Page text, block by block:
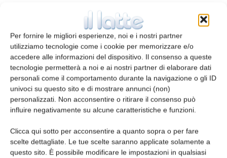
Per fornire le migliori esperienze, noi e i nostri partner
utilizziamo tecnologie come i cookie per memorizzare e/o
accedere alle informazioni del dispositivo. Il consenso a queste
tecnologie permetterà a noi e ai nostri partner di elaborare dati
personali come il comportamento durante la navigazione o gli ID
univoci su questo sito e di mostrare annunci (non)
personalizzati. Non acconsentire o ritirare il consenso può
influire negativamente su alcune caratteristiche e funzioni.
Clicca qui sotto per acconsentire a quanto sopra o per fare
scelte dettagliate. Le tue scelte saranno applicate solamente a
questo sito. È possibile modificare le impostazioni in qualsiasi
mercato bag in box, compresi quelli con tubi
di erogazione pre-mix o post-mix.
TAGS riempitrici